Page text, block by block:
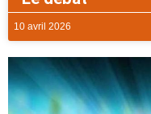
10 avril 2026